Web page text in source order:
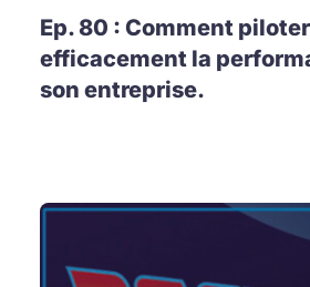
Ep. 80 : Comment piloter
efficacement la
son entreprise.